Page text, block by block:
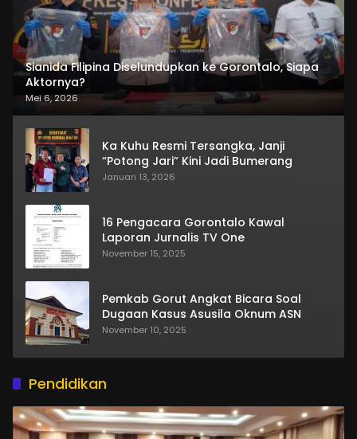
Sianida Filipina Diselundupkan ke Gorontalo, Siapa
Aktornya?
Mei 6, 2026
Ka Kuhu Resmi Tersangka, Janji
“Potong Jari” Kini Jadi Bumerang
Januari 13, 2026
16 Pengacara Gorontalo Kawal
Laporan Jurnalis TV One
November 15, 2025
Pemkab Gorut Angkat Bicara Soal
Dugaan Kasus Asusila Oknum ASN
November 10, 2025
Pendidikan